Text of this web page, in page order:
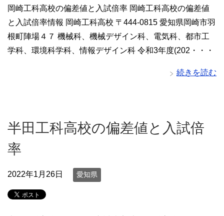
岡崎工科高校の偏差値と入試倍率 岡崎工科高校の偏差値
と入試倍率情報 岡崎工科高校 〒444-0815 愛知県岡崎市羽
根町陣場４７ 機械科、機械デザイン科、電気科、都市工
学科、環境科学科、情報デザイン科 令和3年度(202・・・
続きを読む
半田工科高校の偏差値と入試倍
率
2022年1月26日 愛知県